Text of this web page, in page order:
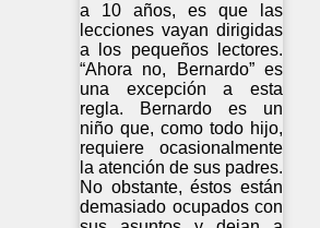
a 10 años, es que las
lecciones vayan dirigidas
a los pequeños lectores.
“Ahora no, Bernardo” es
una excepción a esta
regla. Bernardo es un
niño que, como todo hijo,
requiere ocasionalmente
la atención de sus padres.
No obstante, éstos están
demasiado ocupados con